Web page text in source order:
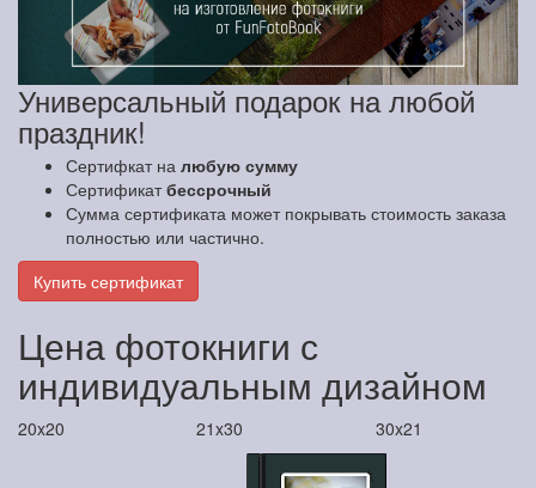
Универсальный подарок на любой
праздник!
Сертифкат на любую сумму
Сертификатбессрочный
Сумма сертификата может покрывать стоимость заказа
полностью или частично.
Купить сертификат
Цена фотокниги с
индивидуальным дизайном
20x20 21x30 30x21